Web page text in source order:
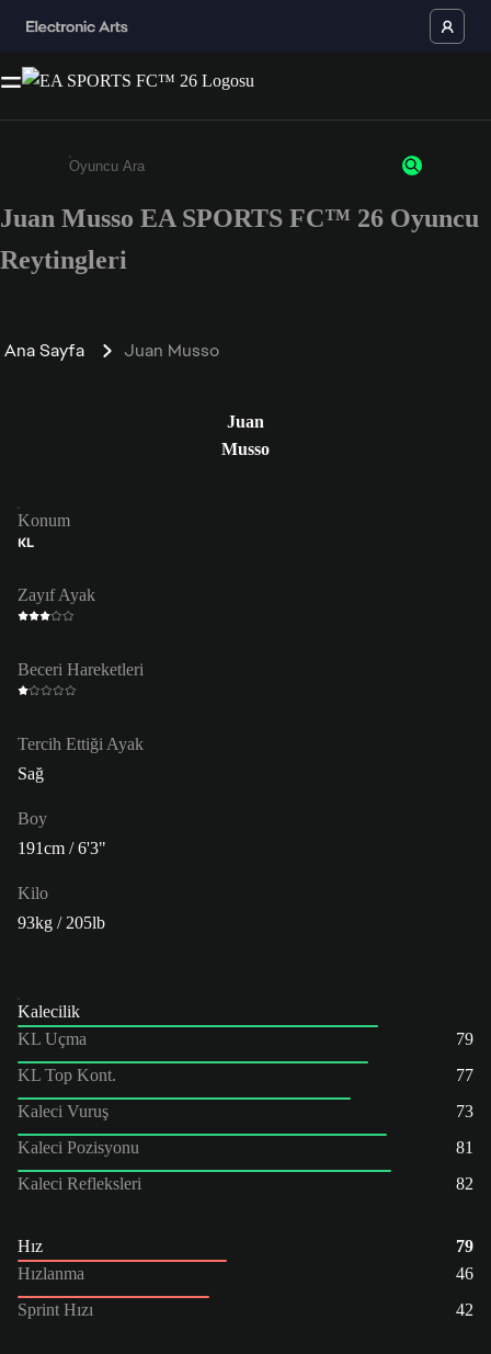
Enter a minimum of 3 characters or numbers
Juan Musso EA SPORTS FC™ 26 Oyuncu
Reytingleri
Ana Sayfa Juan Musso
Juan
Musso
Konum
KL
Zayıf Ayak
Beceri Hareketleri
Tercih Ettiği Ayak
Sağ
Boy
191cm / 6'3"
Kilo
93kg / 205lb
Kalecilik
KL Uçma
79
KL Top Kont.
77
Kaleci Vuruş
73
Kaleci Pozisyonu
81
Kaleci Refleksleri
82
Hız
79
Hızlanma
46
Sprint Hızı
42